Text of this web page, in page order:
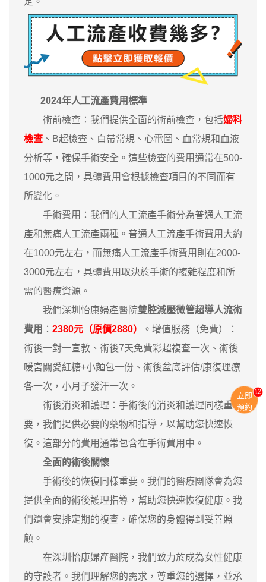
2024年人工流產費用標準
術前檢查：我們提供全面的術前檢查，包括婦科
檢查 、B超檢查、白帶常規、心電圖、血常規和血液
分析等，確保手術安全。這些檢查的費用通常在500-
1000元之間，具體費用會根據檢查項目的不同而有
所變化。
手術費用：我們的人工流產手術分為普通人工流
產和無痛人工流產兩種。普通人工流產手術費用大約
在1000元左右，而無痛人工流產手術費用則在2000-
3000元左右，具體費用取決於手術的複雜程度和所
需的醫療資源。
我們深圳怡康婦產醫院雙腔減壓微管超導人流術
費用 ： 2380元（原價2880）
。增值服務（免費）：
術後一對一宣教、術後7天免費彩超複查一次、術後
暖宮關愛紅糖+小麵包一份、術後盆底評估/康復理療
各一次，小月子發汗一次。
術後消炎和護理：手術後的消炎和護理同樣重
要，我們提供必要的藥物和指導，以幫助您快速恢
復。這部分的費用通常包含在手術費用中。
全面的術後關懷
手術後的恢復同樣重要。我們的醫療團隊會為您
提供全面的術後護理指導，幫助您快速恢復健康。我
們還會安排定期的複查，確保您的身體得到妥善照
顧。
在深圳怡康婦產醫院，我們致力於成為女性健康
的守護者。我們理解您的需求，尊重您的選擇，並承
立即
預約
13